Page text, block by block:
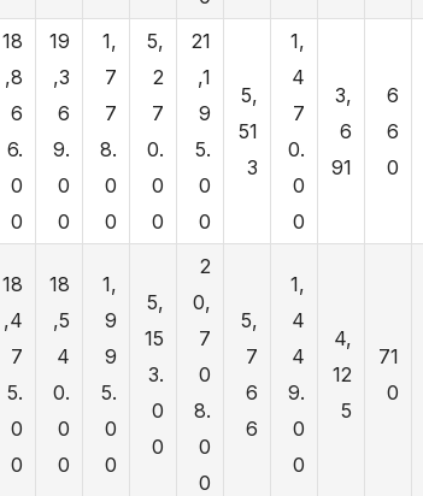
18
,8
6
6.
0
0
19
,3
6
9.
0
0
1,
7
7
8.
0
0
5,
2
7
0.
0
0
21
,1
9
5.
0
0
5,
51
3
1,
4
7
0.
0
0
3,
6
91
6
6
0
18
,4
7
5.
0
0
18
,5
4
0.
0
0
1,
9
9
5.
0
0
5,
15
3.
0
0
2
0,
7
0
8.
0
0
5,
7
6
6
1,
4
4
9.
0
0
4,
12
5
71
0